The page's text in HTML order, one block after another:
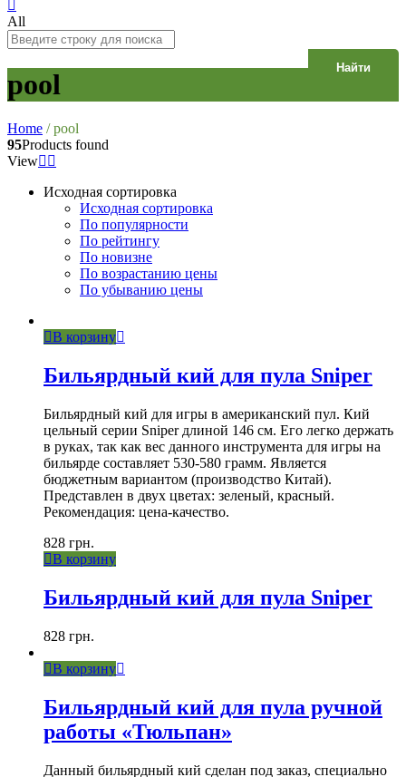
All
Найти
pool
Home / pool
95Products found
View
Исходная сортировка
Исходная сортировка
По популярности
По рейтингу
По новизне
По возрастанию цены
По убыванию цены
В корзину
Бильярдный кий для пула Sniper
Бильярдный кий для игры в американский пул. Кий
цельный серии Sniper длиной 146 см. Его легко держать
в руках, так как вес данного инструмента для игры на
бильярде составляет 530-580 грамм. Является
бюджетным вариантом (производство Китай).
Представлен в двух цветах: зеленый, красный.
Рекомендация: цена-качество.
828 грн.
В корзину
Бильярдный кий для пула Sniper
828 грн.
В корзину
Бильярдный кий для пула ручной
работы «Тюльпан»
Данный бильярдный кий сделан под заказ, специально